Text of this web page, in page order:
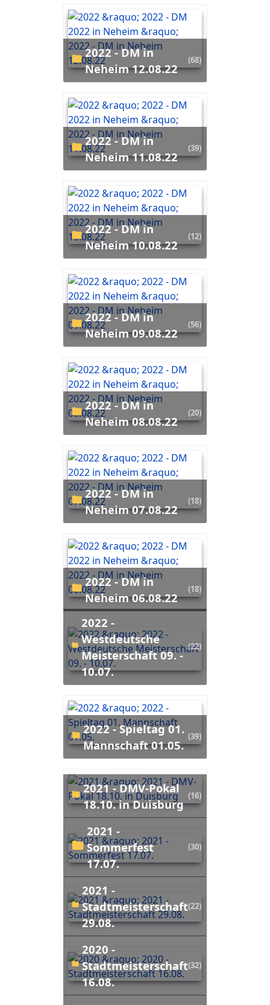
2022 - DM in
Neheim 12.08.22
(68)
2022 - DM in
Neheim 11.08.22
(39)
2022 - DM in
Neheim 10.08.22
(12)
2022 - DM in
Neheim 09.08.22
(56)
2022 - DM in
Neheim 08.08.22
(20)
2022 - DM in
Neheim 07.08.22
(18)
2022 - DM in
Neheim 06.08.22
(18)
2022 -
Westdeutsche
Meisterschaft 09. -
10.07.
(22)
2022 - Spieltag 01.
Mannschaft 01.05.
(39)
2021 - DMV-Pokal
18.10. in Duisburg
(16)
2021 -
Sommerfest
17.07.
(30)
2021 -
Stadtmeisterschaft
29.08.
(22)
2020 -
Stadtmeisterschaft
16.08.
(32)